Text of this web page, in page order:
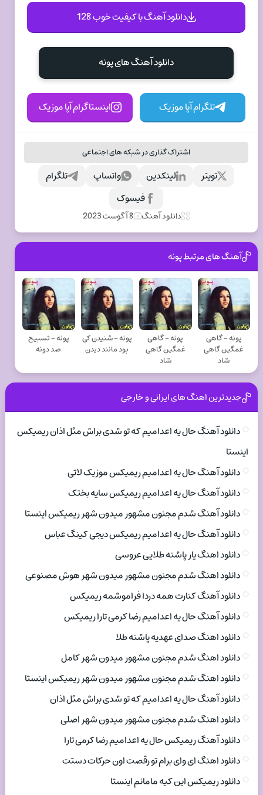
دانلود آهنگ با کیفیت خوب 128
دانلود آهنگ های پونه
تلگرام آپا موزیک اینستاگرام آپا موزیک
اشتراک گذاری در شبکه های اجتماعی
تلگرام واتساپ لینکدین
تویتر
فیسوک
دانلود آهنگ 8 آگوست 2023
آهنگ های مرتبط پونه
پونه - گاهی
غمگین گاهی
شاد
پونه - گاهی
غمگین گاهی
شاد
پونه - شنیدن کی
بود مانند دیدن
پونه - تسبیح
صد دونه
جدیدترین اهنگ های ایرانی و خارجی
دانلود آهنگ حال یه اعدامیم که تو شدی براش مثل اذان ریمیکس
اینستا
دانلود آهنگ حال یه اعدامیم ریمیکس موزیک لاتی
دانلود آهنگ حال یه اعدامیم ریمیکس سایه بختک
دانلود آهنگ شدم مجنون مشهور میدون شهر ریمیکس اینستا
دانلود آهنگ حال یه اعدامیم ریمیکس دیجی کینگ عباس
دانلود اهنگ یار پاشنه طلایی عروسی
دانلود اهنگ شدم مجنون مشهور میدون شهر هوش مصنوعی
دانلود آهنگ کنارت همه دردا فراموشمه ریمیکس
دانلود آهنگ حال یه اعدامیم رضا کرمی تارا ریمیکس
دانلود اهنگ صدای عهدیه پاشنه طلا
دانلود اهنگ شدم مجنون مشهور میدون شهر کامل
دانلود اهنگ شدم مجنون مشهور میدون شهر ریمیکس اینستا
دانلود آهنگ حال یه اعدامیم که تو شدی براش مثل اذان
دانلود اهنگ شدم مجنون مشهور میدون شهر اصلی
دانلود آهنگ ریمیکس حال یه اعدامیم رضا کرمی تارا
دانلود اهنگ ای وای برام تو رقصت اون حرکات دستت
دانلود ریمیکس این کیه مامانم اینستا